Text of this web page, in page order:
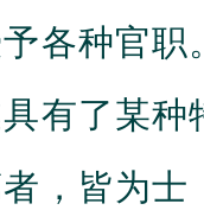
各种官
有了某
，皆为